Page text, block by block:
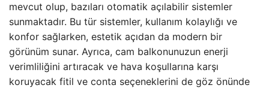
mevcut olup, bazıları otomatik açılabilir sistemler
sunmaktadır. Bu tür sistemler, kullanım kolaylığı ve
konfor sağlarken, estetik açıdan da modern bir
görünüm sunar. Ayrıca, cam balkonunuzun enerji
verimliliğini artıracak ve hava koşullarına karşı
koruyacak fitil ve conta seçeneklerini de göz önünde